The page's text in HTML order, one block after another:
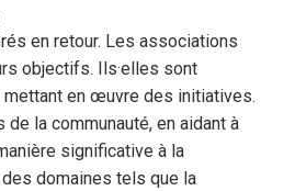
en retour. Les associations
objectifs. Ils·elles sont
mettant en œuvre des initiatives.
la communauté, en aidant à
significative à la
domaines tels que la